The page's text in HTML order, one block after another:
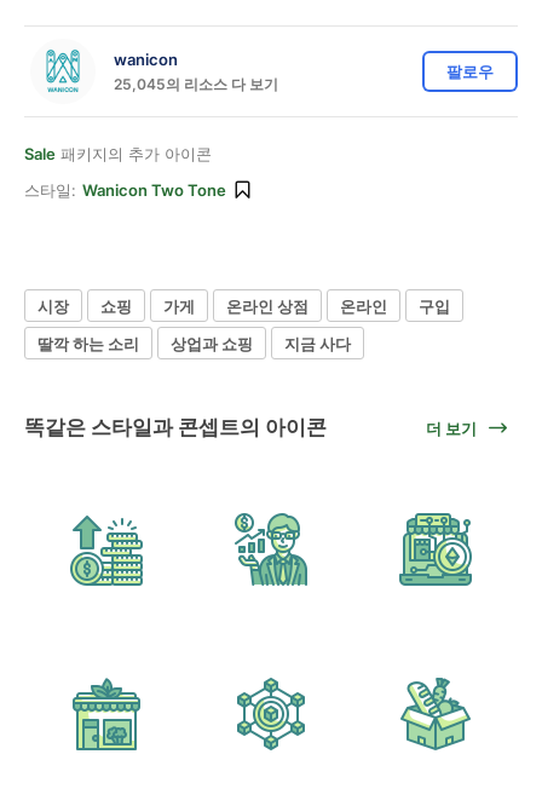
wanicon
25,045의 리소스 다 보기
팔로우
Sale 패키지의 추가 아이콘
스타일: Wanicon Two Tone
시장 쇼핑 가게 온라인 상점 온라인
구입
딸깍 하는 소리
상업과 쇼핑 지금 사다
똑같은 스타일과 콘셉트의 아이콘 더 보기